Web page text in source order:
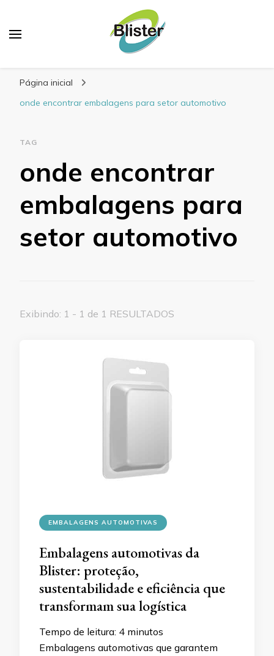
Página inicial
onde encontrar embalagens para setor automotivo
TAG
onde encontrar
embalagens para
setor automotivo
Exibindo: 1 - 1 de 1 RESULTADOS
EMBALAGENS AUTOMOTIVAS
Embalagens automotivas da
Blister: proteção,
sustentabilidade e eficiência que
transformam sua logística
Tempo de leitura: 4 minutos
Embalagens automotivas que garantem